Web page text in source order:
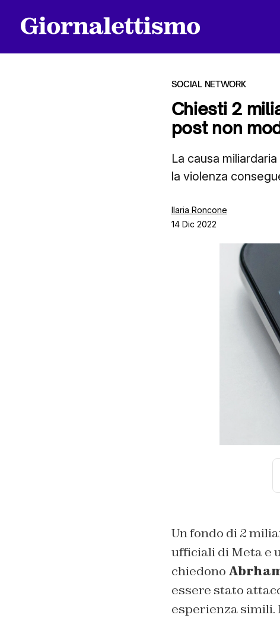
SOCIAL NETWORK
Chiesti 2
post non
La causa
la violenza
Ilaria Roncone
14 Dic 2022
Un fondo di 2
ufficiali di Meta e
chiedono
essere stato
esperienza simili.